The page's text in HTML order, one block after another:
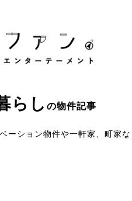
らし の物件記事
ーション物件や一軒家、町家